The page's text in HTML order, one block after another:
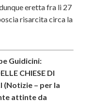
eretta fra li 27
risarcita circa la
Guidicini:
CHIESE DI
(Notizie – per la
attinte da